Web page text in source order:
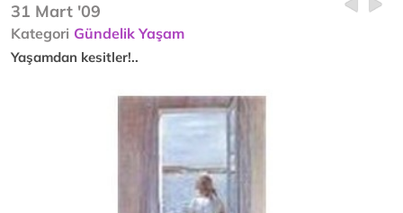
31 Mart '09
Kategori Gündelik Yaşam
Yaşamdan kesitler!..